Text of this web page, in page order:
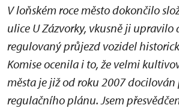
V loňském roce město dokončilo
ulice U Zázvorky, vkusně ji upravilo
regulovaný průjezd vozidel
Komise ocenila i to, že velmi
města je již od roku 2007
regulačního plánu. Jsem